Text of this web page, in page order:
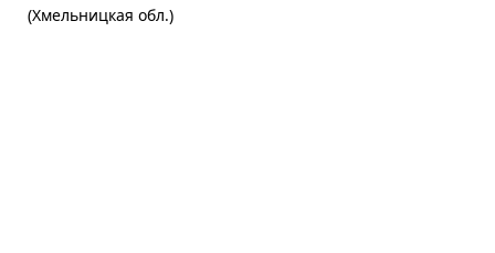
(Хмельницкая обл.)